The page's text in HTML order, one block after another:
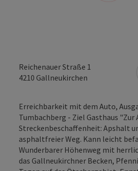
Reichenauer Straße 1
4210 Gallneukirchen
Erreichbarkeit mit dem Auto,
Tumbachberg - Ziel Gasthaus "Zur
Streckenbeschaffenheit: Apshalt
asphaltfreier Weg. Kann leicht
Wunderbarer Höhenweg mit
das Gallneukirchner Becken,